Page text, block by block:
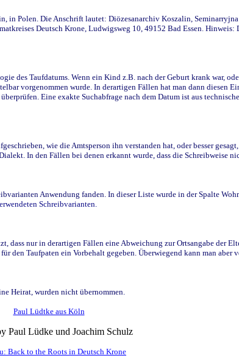
Polen. Die Anschrift lautet: Diözesanarchiv Koszalin,
Deutsch Krone, Ludwigsweg 10, 49152 Bad Essen.
des Taufdatums. Wenn ein Kind z.B. nach der Geburt krank war,
vorgenommen wurde. In derartigen Fällen hat man dann diesen
Eine exakte Suchabfrage nach dem Datum ist aus
wie die Amtsperson ihn verstanden hat, oder besser
In den Fällen bei denen erkannt wurde, dass die Schreibweise
Anwendung fanden. In dieser Liste wurde in der Spalte
Schreibvarianten.
dass nur in derartigen Fällen eine Abweichung zur Ortsangabe der
Taufpaten ein Vorbehalt gegeben. Überwiegend kann man aber
Heirat, wurden nicht übernommen.
Paul Lüdtke aus Köln
Paul Lüdke und Joachim Schulz
Back to the Roots in Deutsch Krone